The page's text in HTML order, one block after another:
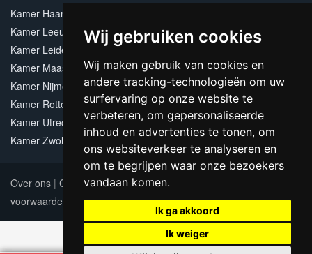
Wij gebruiken cookies
Wij maken gebruik van cookies en
andere tracking-technologieën om uw
surfervaring op onze website te
verbeteren, om gepersonaliseerde
inhoud en advertenties te tonen, om
ons websiteverkeer te analyseren en
om te begrijpen waar onze bezoekers
vandaan komen.
Ik ga akkoord
Ik weiger
Kamer Haarlem
Kamer Leeuwarden
Kamer Leiden
Kamer Maastricht
Kamer Nijmegen
Kamer Rotterdam
Kamer Utrecht
Kamer Zwolle
Over ons | Contact|Adverteren|Sitemap
voorwaarden
Update cookies preferences